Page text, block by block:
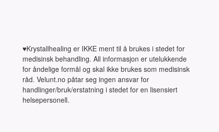
♥Krystallhealing er IKKE ment til å brukes i stedet for
medisinsk behandling. All informasjon er utelukkende
for åndelige formål og skal ikke brukes som medisinsk
råd. Velunt.no påtar seg ingen ansvar for
handlinger/bruk/erstatning i stedet for en lisensiert
helsepersonell.